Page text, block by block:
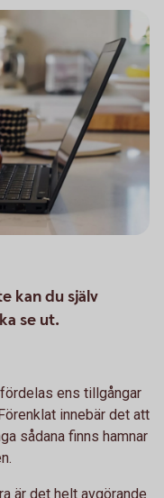
kan du själv
se ut.
ens tillgångar
innebär det att
sådana finns hamnar
är det helt avgörande